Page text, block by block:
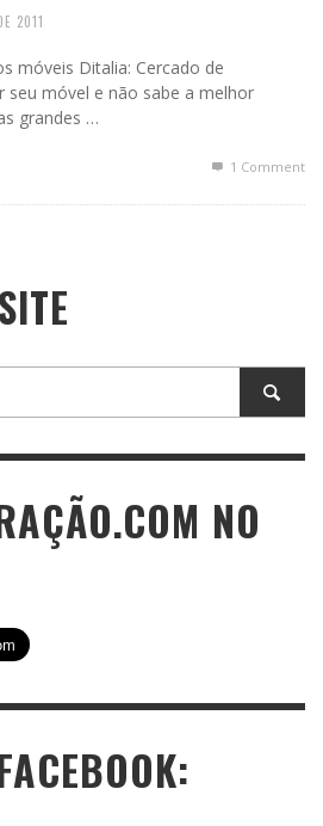
2011
móveis Ditalia: Cercado de
seu móvel e não sabe a melhor
grandes …
1 Comment
NO